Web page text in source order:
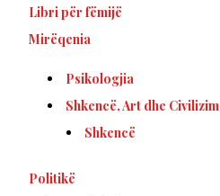
Libri për fëmijë
Mirëqenia
Psikologjia
Shkencë, Art dhe Civilizim
Shkencë
Politikë